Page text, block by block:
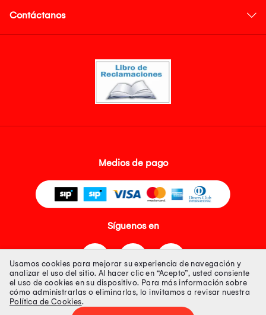
Contáctanos
Medios de pago
Síguenos en
Tienda 100% Segura
Usamos cookies para mejorar su experiencia de navegación y
analizar el uso del sitio. Al hacer clic en “Acepto”, usted consiente
el uso de cookies en su dispositivo. Para más información sobre
cómo administrarlas o eliminarlas, lo invitamos a revisar nuestra
Política de Cookies.